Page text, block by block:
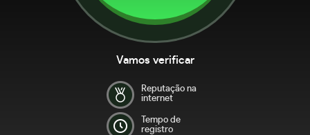
Vamos verificar
Reputação na
internet
Tempo de
registro